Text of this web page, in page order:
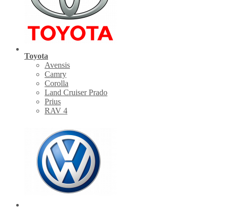
Toyota
Avensis
Camry
Corolla
Land Cruiser Prado
Prius
RAV 4